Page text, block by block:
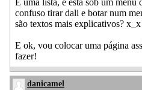
confuso tirar dali e botar num
são textos mais explicativos? x_x
E ok, vou colocar uma página
fazer!
danicamel